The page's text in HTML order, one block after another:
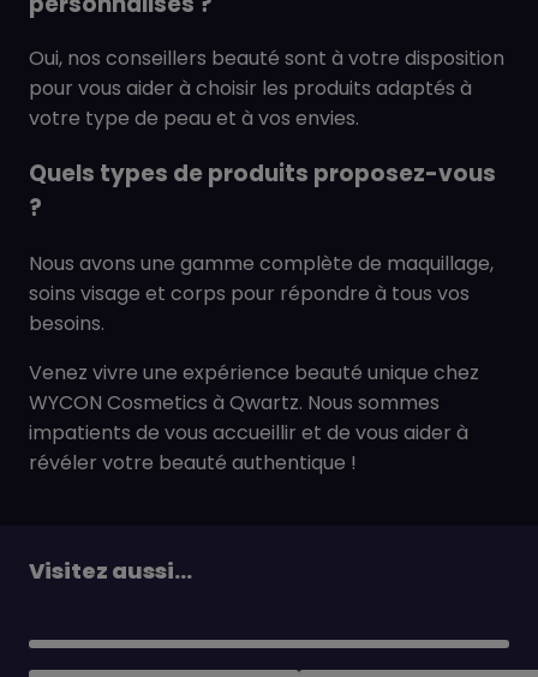
Oui, nos conseillers beauté sont à votre disposition
pour vous aider à choisir les produits adaptés à
votre type de peau et à vos envies.
Quels types de produits proposez-vous
?
Nous avons une gamme complète de maquillage,
soins visage et corps pour répondre à tous vos
besoins.
Venez vivre une expérience beauté unique chez
WYCON Cosmetics à Qwartz. Nous sommes
impatients de vous accueillir et de vous aider à
révéler votre beauté authentique !
Visitez aussi...